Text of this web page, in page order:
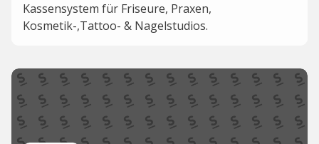
Kassensystem für Friseure, Praxen,
Kosmetik-,Tattoo- & Nagelstudios.